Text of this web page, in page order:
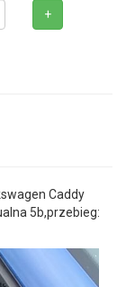
+
Caddy
5b,przebieg: